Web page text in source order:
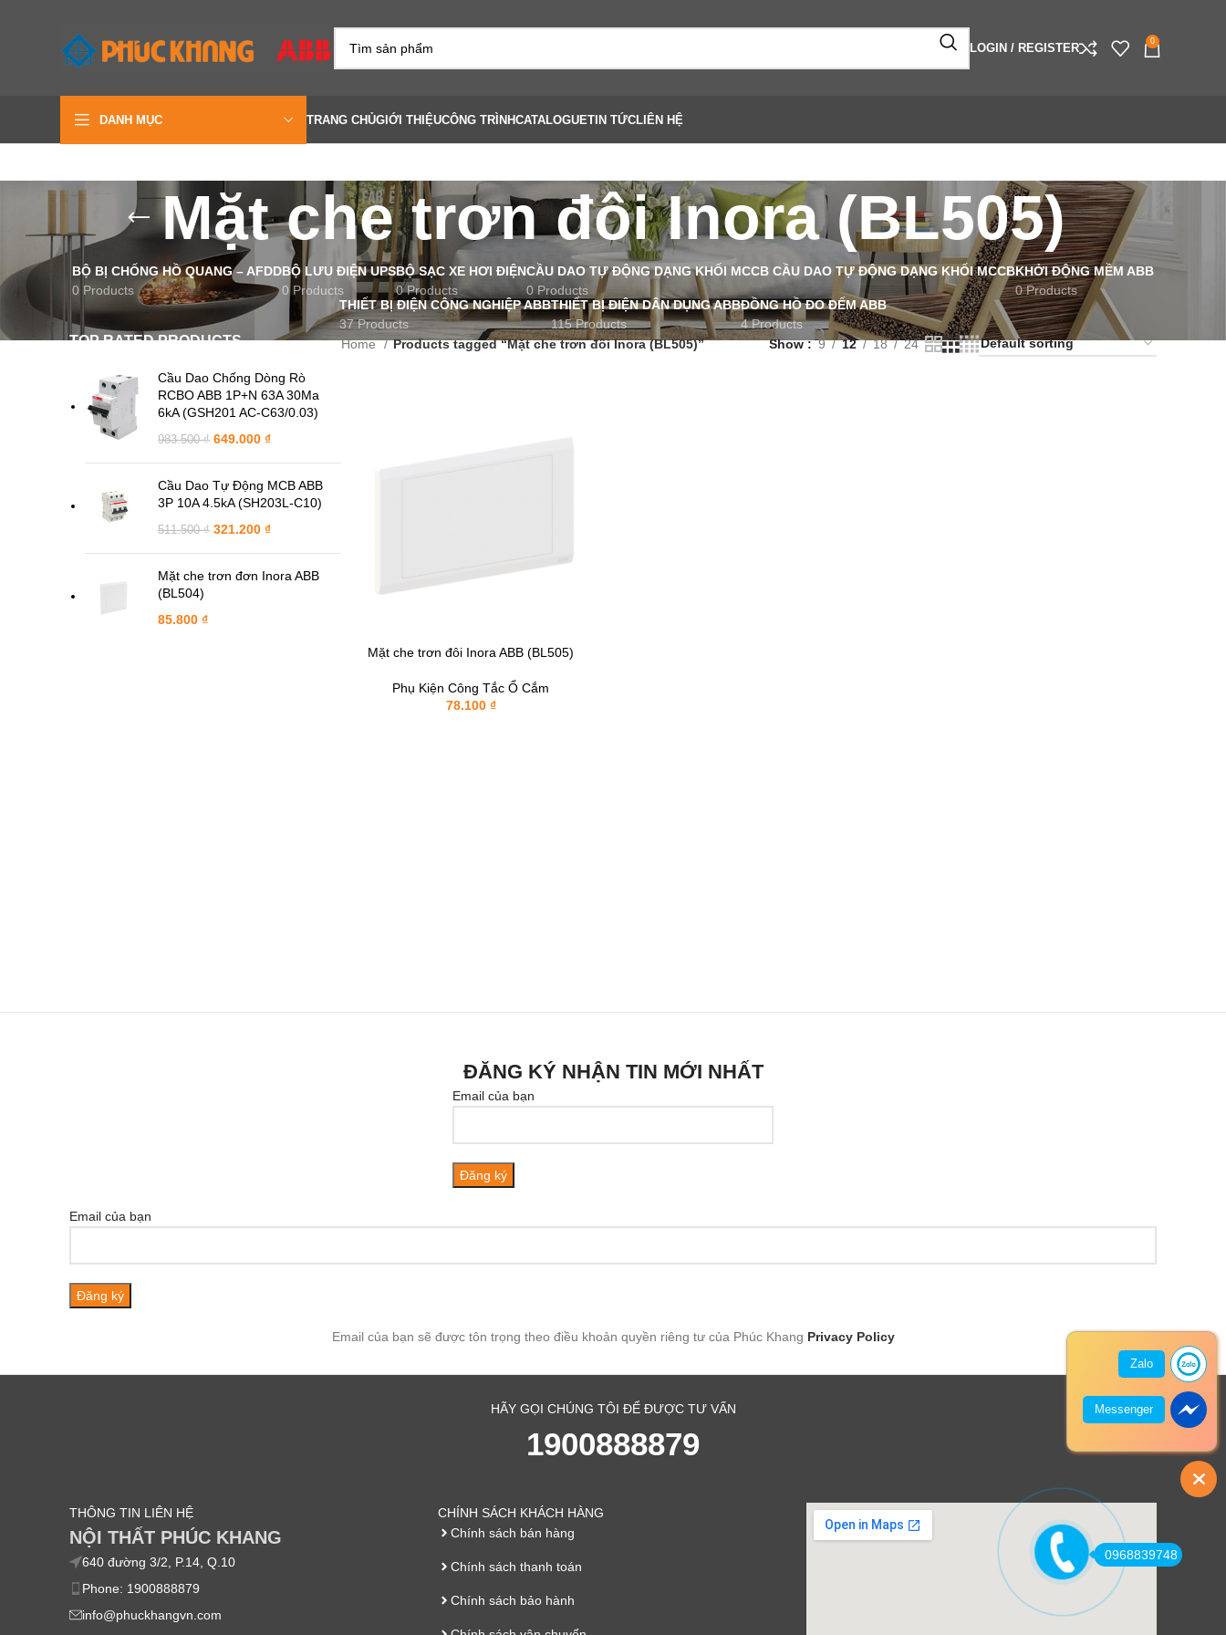
LOGIN / REGISTER
0
DANH MỤC TRANG CHỦGIỚI THIỆUCÔNG TRÌNHCATALOGUETIN TỨCLIÊN HỆ
Mặt che trơn đôi Inora (BL505)
BỘ BỊ CHỐNG HỒ QUANG – AFDD
0 Products
BỘ LƯU ĐIỆN UPS
0 Products
BỘ SẠC XE HƠI ĐIỆN
0 Products
CẦU DAO TỰ ĐỘNG DẠNG KHỐI MCCB CẦU DAO TỰ ĐỘNG DẠNG KHỐI MCCB
0 Products
KHỞI ĐỘNG MỀM ABB
0 Products
THIẾT BỊ ĐIỆN CÔNG NGHIỆP ABB
37 Products
THIẾT BỊ ĐIỆN DÂN DỤNG ABB
115 Products
ĐỒNG HỒ ĐO ĐẾM ABB
4 Products
TOP RATED PRODUCTS
Cầu Dao Chống Dòng Rò
RCBO ABB 1P+N 63A 30Ma
6kA (GSH201 AC-C63/0.03)
983.500₫ 649.000 ₫
Cầu Dao Tự Động MCB ABB
3P 10A 4.5kA (SH203L-C10)
511.500₫ 321.200 ₫
Mặt che trơn đơn Inora ABB
(BL504)
85.800 ₫
Home Products tagged “Mặt che trơn đôi Inora (BL505)” Show 9 12 18 24
THÊM VÀO GIỎ HÀNG
Mặt che trơn đôi Inora ABB (BL505)
Phụ Kiện Công Tắc Ổ Cắm
78.100 ₫
ĐĂNG KÝ NHẬN TIN MỚI NHẤT
Email của bạn
Email của bạn
Email của bạn sẽ được tôn trọng theo điều khoản quyền riêng tư của Phúc Khang Privacy Policy
HÃY GỌI CHÚNG TÔI ĐỂ ĐƯỢC TƯ VẤN
1900888879
THÔNG TIN LIÊN HỆ
NỘI THẤT PHÚC KHANG
640 đường 3/2, P.14, Q.10
Phone: 1900888879
info@phuckhangvn.com
CHÍNH SÁCH KHÁCH HÀNG
Chính sách bán hàng
Chính sách thanh toán
Chính sách bảo hành
0968839748
Zalo
Messenger